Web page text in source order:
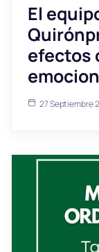
El
efectos
27 Septiembre